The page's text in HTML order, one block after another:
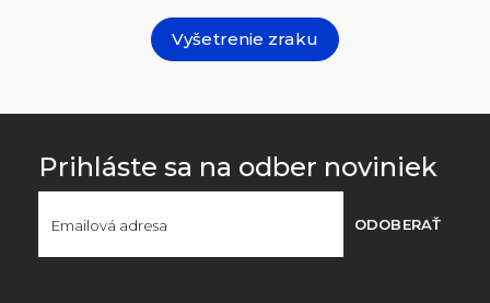
Vyšetrenie zraku
Prihláste sa na odber noviniek
ODOBERAŤ